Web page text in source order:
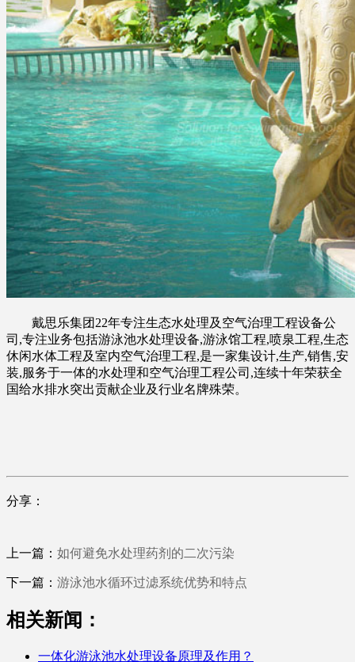
戴思乐集团22年专注生态水处理及空气治理工程设备公
司,专注业务包括游泳池水处理设备,游泳馆工程,喷泉工程,生态
休闲水体工程及室内空气治理工程,是一家集设计,生产,销售,安
装,服务于一体的水处理和空气治理工程公司,连续十年荣获全
国给水排水突出贡献企业及行业名牌殊荣。
分享：
上一篇： 如何避免水处理药剂的二次污染
下一篇： 游泳池水循环过滤系统优势和特点
相关新闻：
一体化游泳池水处理设备原理及作用？